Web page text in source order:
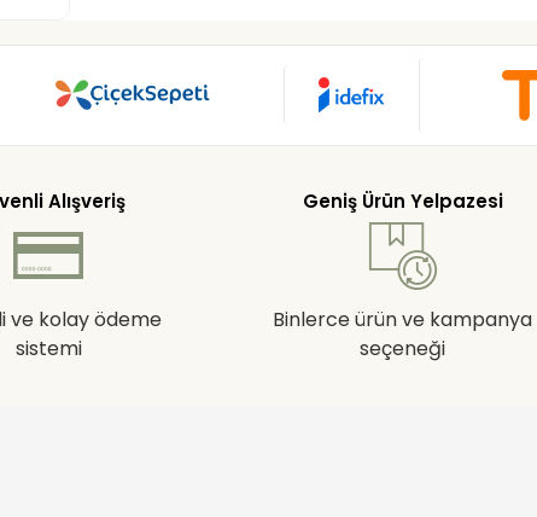
Alışveriş
ve kolay ödeme
sistemi
Geniş Ürün Yelpazesi
Binlerce ürün ve kampanya
seçeneği